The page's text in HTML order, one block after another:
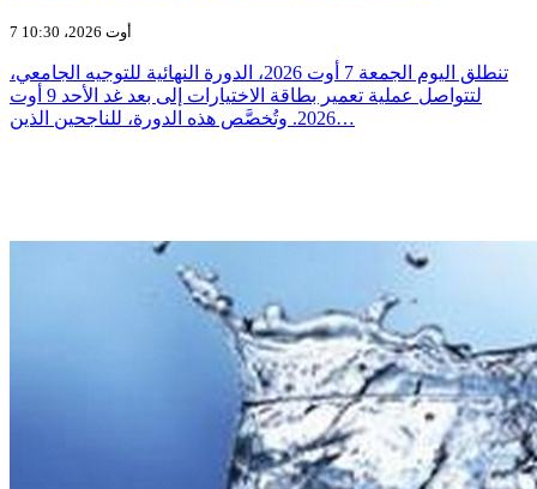
7 أوت 2026، 10:30
تنطلق اليوم الجمعة 7 أوت 2026، الدورة النهائية للتوجيه الجامعي،
لتتواصل عملية تعمير بطاقة الاختيارات إلى بعد غد الأحد 9 أوت
2026. وتُخصَّص هذه الدورة، للناجحين الذين…